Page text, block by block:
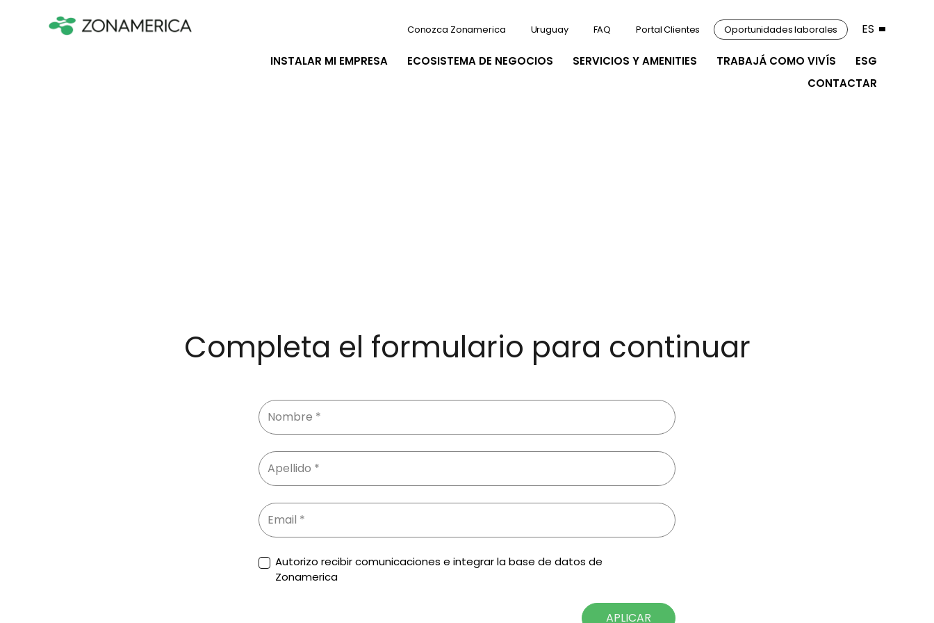
INSTALAR MI EMPRESA ECOSISTEMA DE NEGOCIOS SERVICIOS Y AMENITIES TRABAJÁ COMO VIVÍS
ESG
CONTACTAR
Conozca Zonamerica Uruguay FAQ Portal Clientes Oportunidades laborales ES
Completa el formulario para continuar
Autorizo recibir comunicaciones e integrar la base de datos de
Zonamerica
APLICAR